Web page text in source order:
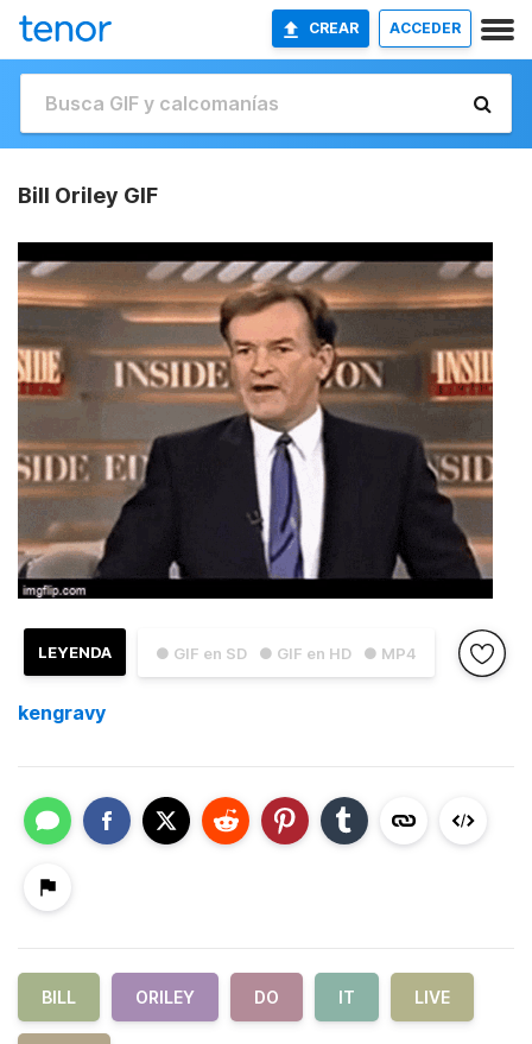
CREAR ACCEDER
Bill Oriley GIF
● GIF en SD ● GIF en HD ● MP4
LEYENDA
kengravy
BILL ORILEY DO IT LIVE